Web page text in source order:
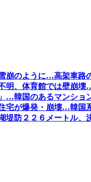
崩のように…高架車路
明、体育館では壁崩
…韓国のあるマンショ
宅が爆発・崩壊…韓国
堤防２２６メートル、